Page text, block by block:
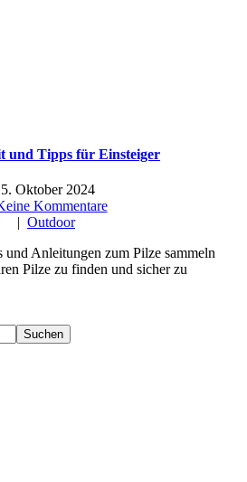
und Tipps für Einsteiger
Oktober 2024
Kommentare
| Outdoor
und Anleitungen zum Pilze sammeln
Pilze zu finden und sicher zu
Suchen